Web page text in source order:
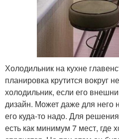
Холодильник на кухне
планировка крутится вокруг
холодильник, если его
дизайн. Может даже для него
его куда-то надо. Для
есть как минимум 7 мест, где